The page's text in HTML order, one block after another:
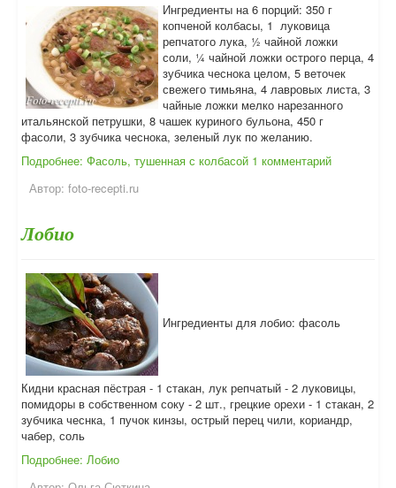
Ингредиенты на 6 порций: 350 г
копченой колбасы, 1 луковица
репчатого лука, ½ чайной ложки
соли, ¼ чайной ложки острого перца, 4
зубчика чеснока целом, 5 веточек
свежего тимьяна, 4 лавровых листа, 3
чайные ложки мелко нарезанного
итальянской петрушки, 8 чашек куриного бульона, 450 г
фасоли, 3 зубчика чеснока, зеленый лук по желанию.
Подробнее: Фасоль, тушенная с колбасой 1 комментарий
Автор: foto-recepti.ru
Лобио
Ингредиенты для лобио: фасоль
Кидни красная пёстрая - 1 стакан, лук репчатый - 2 луковицы,
помидоры в собственном соку - 2 шт., грецкие орехи - 1 стакан, 2
зубчика чеснка, 1 пучок кинзы, острый перец чили, кориандр,
чабер, соль
Подробнее: Лобио